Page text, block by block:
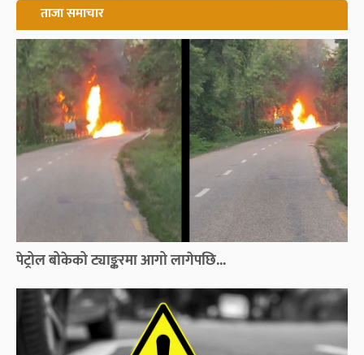
ताजा समाचार
पेट्रोल बोकेको ट्याङ्करमा आगो लागेपछि...